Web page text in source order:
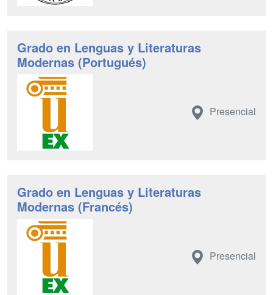
Grado en Lenguas y Literaturas
Modernas (Portugués)
Presencial
Grado en Lenguas y Literaturas
Modernas (Francés)
Presencial